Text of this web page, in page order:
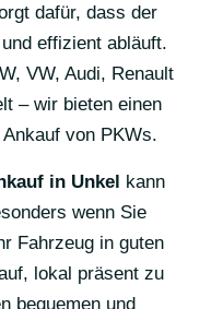
dafür, dass der
effizient abläuft.
VW, Audi, Renault
– wir bieten einen
von PKWs.
in Unkel kann
wenn Sie
Fahrzeug in guten
lokal präsent zu
bequemen und